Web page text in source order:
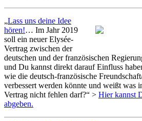
„Lass uns deine Idee
hören!… Im Jahr 2019
soll ein neuer Elysée-
Vertrag zwischen der
deutschen und der französischen
und Du kannst direkt darauf Einfluss
wie die deutsch-französische
verbessert werden könnte und weißt was
Vertrag nicht fehlen darf?“ > Hier kannst
abgeben.